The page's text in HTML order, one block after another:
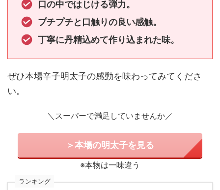
口の中ではじける弾力。
プチプチと口触りの良い感触。
丁寧に丹精込めて作り込まれた味。
ぜひ本場辛子明太子の感動を味わってみてくださ
い。
＼スーパーで満足していませんか／
＞本場の明太子を見る
※本物は一味違う
ランキング